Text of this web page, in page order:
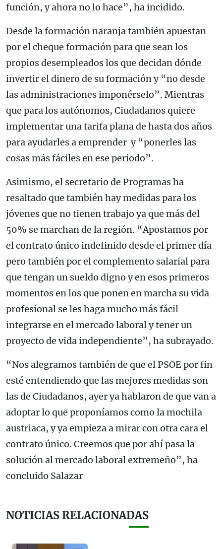
función, y ahora no lo hace”, ha incidido.
Desde la formación naranja también apuestan
por el cheque formación para que sean los
propios desempleados los que decidan dónde
invertir el dinero de su formación y “no desde
las administraciones imponérselo”. Mientras
que para los autónomos, Ciudadanos quiere
implementar una tarifa plana de hasta dos años
para ayudarles a emprender y “ponerles las
cosas más fáciles en ese periodo”.
Asimismo, el secretario de Programas ha
resaltado que también hay medidas para los
jóvenes que no tienen trabajo ya que más del
50% se marchan de la región. “Apostamos por
el contrato único indefinido desde el primer día
pero también por el complemento salarial para
que tengan un sueldo digno y en esos primeros
momentos en los que ponen en marcha su vida
profesional se les haga mucho más fácil
integrarse en el mercado laboral y tener un
proyecto de vida independiente”, ha subrayado.
“Nos alegramos también de que el PSOE por fin
esté entendiendo que las mejores medidas son
las de Ciudadanos, ayer ya hablaron de que van a
adoptar lo que proponíamos como la mochila
austriaca, y ya empieza a mirar con otra cara el
contrato único. Creemos que por ahí pasa la
solución al mercado laboral extremeño”, ha
concluido Salazar
NOTICIAS RELACIONADAS